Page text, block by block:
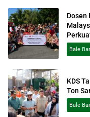
Dosen
Bale
KDS
Ton
Bale